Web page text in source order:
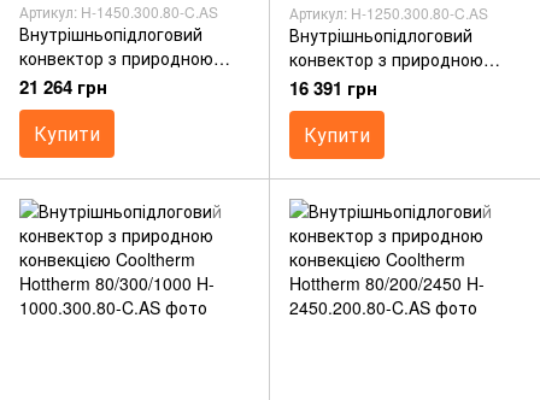
Артикул: H-1450.300.80-C.AS
Внутрішньопідлоговий
конвектор з природною
конвекцією Cooltherm
Hottherm 80/300/1450
21 264 грн
Купити
Артикул: H-1250.300.80-C.AS
Внутрішньопідлоговий
конвектор з природною
конвекцією Cooltherm
Hottherm 80/300/1250
16 391 грн
Купити